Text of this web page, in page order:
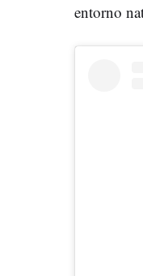
entorno